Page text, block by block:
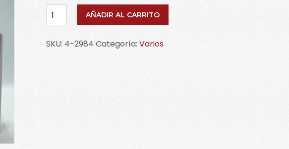
Molde
Cuerpo
3D
AÑADIR AL CARRITO
SKU: 4-2984 Categoría:Varios